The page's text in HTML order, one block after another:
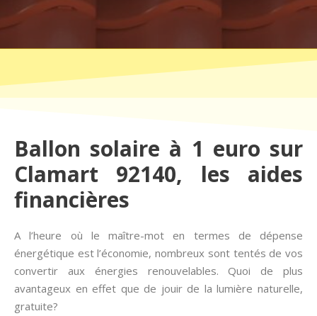
Ballon solaire à 1 euro sur
Clamart 92140, les aides
financières
A l’heure où le maître-mot en termes de dépense
énergétique est l’économie, nombreux sont tentés de vos
convertir aux énergies renouvelables. Quoi de plus
avantageux en effet que de jouir de la lumière naturelle,
gratuite?